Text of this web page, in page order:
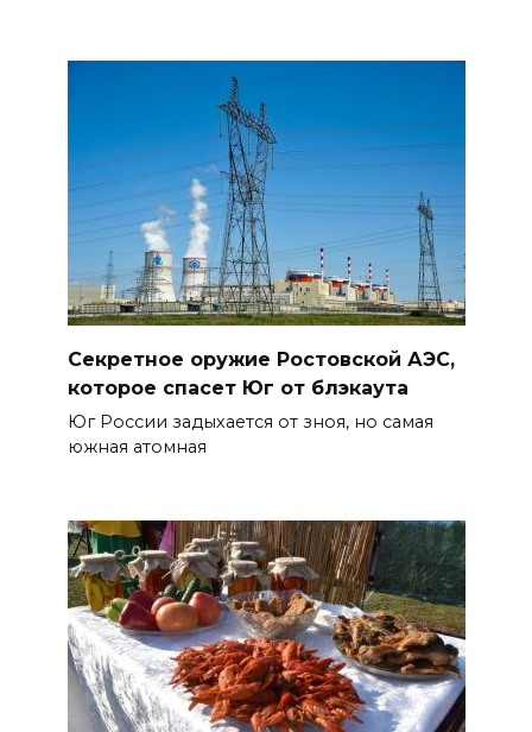
откроются в Ростовской
области 1 сентября
05 августа 2026 18:16
По итогам регионального
этапа премии
#МЫВМЕСТЕ-2026 на Дону
победителями признаны 29
проектов
05 августа 2026 18:06
К соглашению о наблюдении
за выборами в Госдуму
05 августа 2026 18:04
Ростовский врач подготовил
памятку по действиям при
беспилотной опасности
05 августа 2026 17:34
Секретное оружие Ростовской АЭС,
которое спасет Юг от блэкаута
Юг России задыхается от зноя, но самая
южная атомная